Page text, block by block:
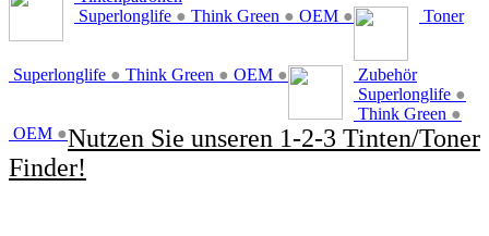
Superlonglife ● Think Green ● OEM ● Toner
Superlonglife ● Think Green ● OEM ●
Zubehör
Superlonglife ●
Think Green ●
OEM ●Nutzen Sie unseren 1-2-3 Tinten/Toner
Finder!